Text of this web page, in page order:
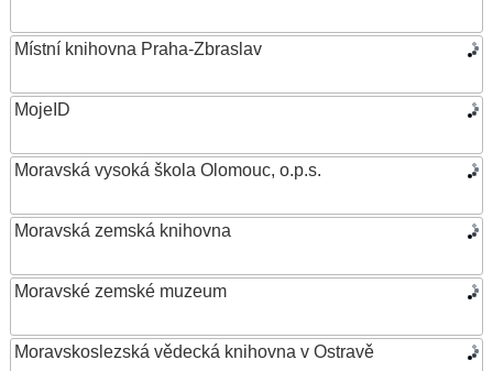
Místní knihovna Praha-Zbraslav
MojeID
Moravská vysoká škola Olomouc, o.p.s.
Moravská zemská knihovna
Moravské zemské muzeum
Moravskoslezská vědecká knihovna v Ostravě